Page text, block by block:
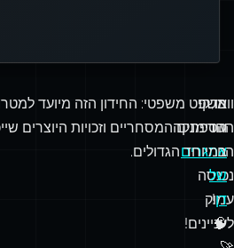
וואו,
ההרפתקה
הזו
נכנסה
עמוק
לעניינים!
בדקו
עוד
אתגרים
של
דן!
🧠
משפט משפטי: החידון הזה מיועד
הסימנים המסחריים וזכויות היוצרים
במיוחד הגדולים.